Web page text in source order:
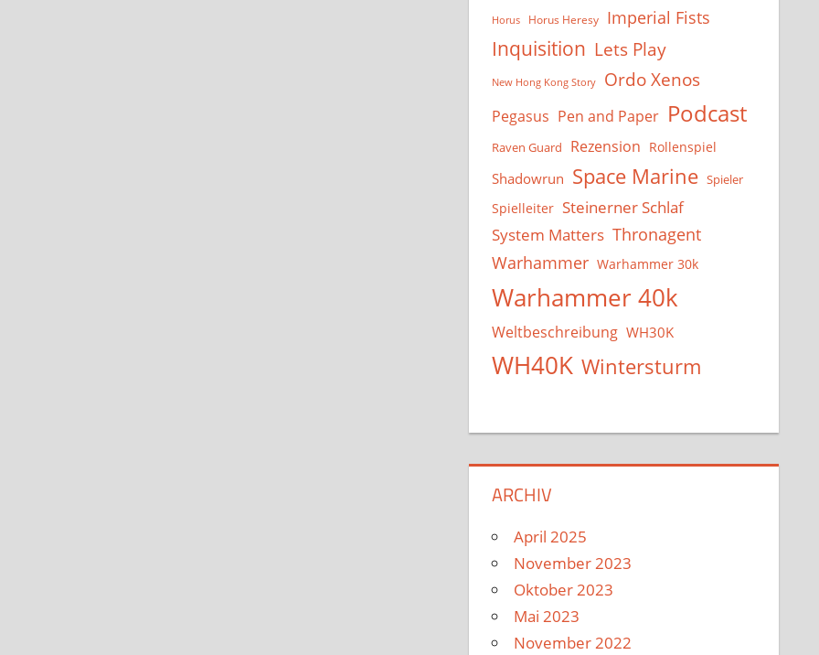
Horus Horus Heresy Imperial Fists
Inquisition Lets Play
New Hong Kong Story Ordo Xenos
Pegasus Pen and Paper Podcast
Raven Guard Rezension Rollenspiel
Shadowrun Space Marine Spieler
Spielleiter Steinerner Schlaf
System Matters Thronagent
Warhammer Warhammer 30k
Warhammer 40k
Weltbeschreibung WH30K
WH40K Wintersturm
ARCHIV
April 2025
November 2023
Oktober 2023
Mai 2023
November 2022